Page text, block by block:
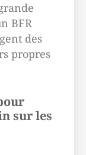
BFR
des
propres
sur les